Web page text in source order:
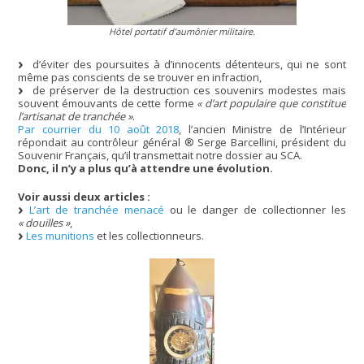
Hôtel portatif d’aumônier militaire.
d’éviter des poursuites à d’innocents détenteurs, qui ne sont
même pas conscients de se trouver en infraction,
de préserver de la destruction ces souvenirs modestes mais
souvent émouvants de cette forme « d’art populaire que constitue
l’artisanat de tranchée ».
Par courrier du 10 août 2018, l’ancien Ministre de l’Intérieur
répondait au contrôleur général ® Serge Barcellini, président du
Souvenir Français, qu’il transmettait notre dossier au SCA.
Donc, il n’y a plus qu’à attendre une évolution.
Voir aussi deux articles :
L’art de tranchée menacé ou le danger de collectionner les
« douilles »,
Les munitions et les collectionneurs.